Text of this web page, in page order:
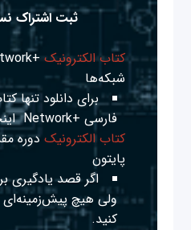
ثبت اشتراک
کتاب الکترونیک
شبکه‌ها
برای دانلود تنها
فارسی +Network
کتاب الکترونیک دوره
پایتون
اگر قصد یادگیری
ولی هیچ پیش‌زمینه‌ای
کنید.